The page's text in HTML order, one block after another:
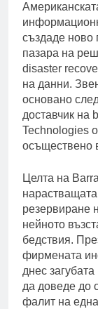
създаде ново
пазара на
disaster
на данни.
основано
доставчик на
Technologies
осъществено
Целта на
резервиране
нейното
бедствия.
фирмената
днес
да доведе до
фалит на